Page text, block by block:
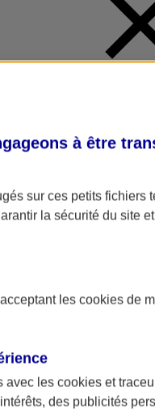
à être
sur ces petits fichiers
la sécurité du site
les cookies de
avec les cookies et
des publicités